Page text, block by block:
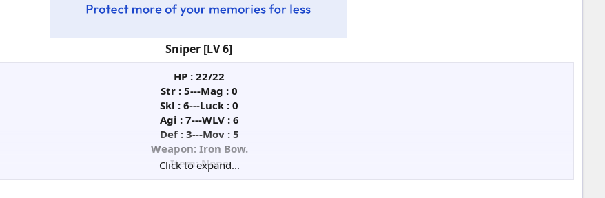
Sniper [LV 6]
HP : 22/22
Str : 5---Mag : 0
Skl : 6---Luck : 0
Agi : 7---WLV : 6
Def : 3---Mov : 5
Weapon: Iron Bow.
Item: None
Skill: None​
Click to expand...